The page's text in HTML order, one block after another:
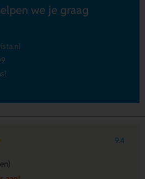
we je graag
9.4